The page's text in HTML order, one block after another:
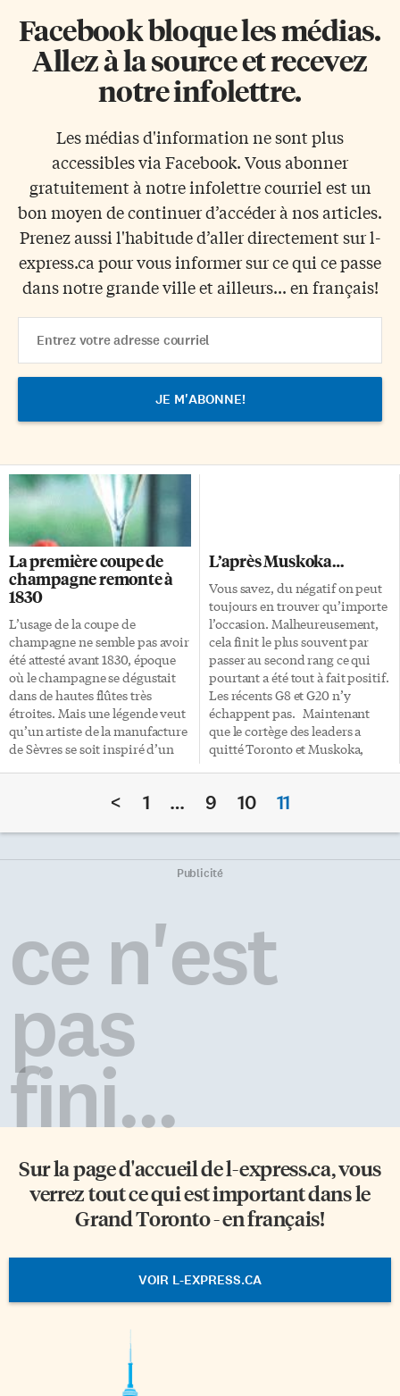
Facebook bloque les médias.
Allez à la source et recevez
notre infolettre.
Les médias d'information ne sont plus
accessibles via Facebook. Vous abonner
gratuitement à notre infolettre courriel est un
bon moyen de continuer d’accéder à nos articles.
Prenez aussi l'habitude d’aller directement sur l-
express.ca pour vous informer sur ce qui ce passe
dans notre grande ville et ailleurs... en français!
Address
La première coupe de
champagne remonte à
1830
L’usage de la coupe de
champagne ne semble pas avoir
été attesté avant 1830, époque
où le champagne se dégustait
dans de hautes flûtes très
étroites. Mais une légende veut
qu’un artiste de la manufacture
de Sèvres se soit inspiré d’un
destinées au château de
parfois long feu. Était-ce le sein
de Marie-Antoinette ou celui de
reine, Antoine Caillot a écrit
que «les amis du peuple
sablaient le champagne avant
d’aller jouer le rôle […]
L’après Muskoka…
Vous savez, du négatif on peut
toujours en trouver qu’importe
l’occasion. Malheureusement,
cela finit le plus souvent par
passer au second rang ce qui
pourtant a été tout à fait positif.
Les récents G8 et G20 n’y
échappent pas. Maintenant
que le cortège des leaders a
quitté Toronto et Muskoka,
laissée le Canada à ce sommet:
un soutien à la santé maternelle
et infantile: le saviez-vous?
Point est mon intention ici de
< 1 … 9 10 11
Publicité
ce n'est
pas
fini...
Sur la page d'accueil del-express.ca, vous
verrez tout ce qui est important dans le
Grand Toronto - en français!
VOIR L-EXPRESS.CA